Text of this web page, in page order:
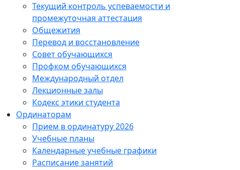
Текущий контроль успеваемости и
промежуточная аттестация
Общежития
Перевод и восстановление
Совет обучающихся
Профком обучающихся
Международный отдел
Лекционные залы
Кодекс этики студента
Ординаторам
Прием в ординатуру 2026
Учебные планы
Календарные учебные графики
Расписание занятий